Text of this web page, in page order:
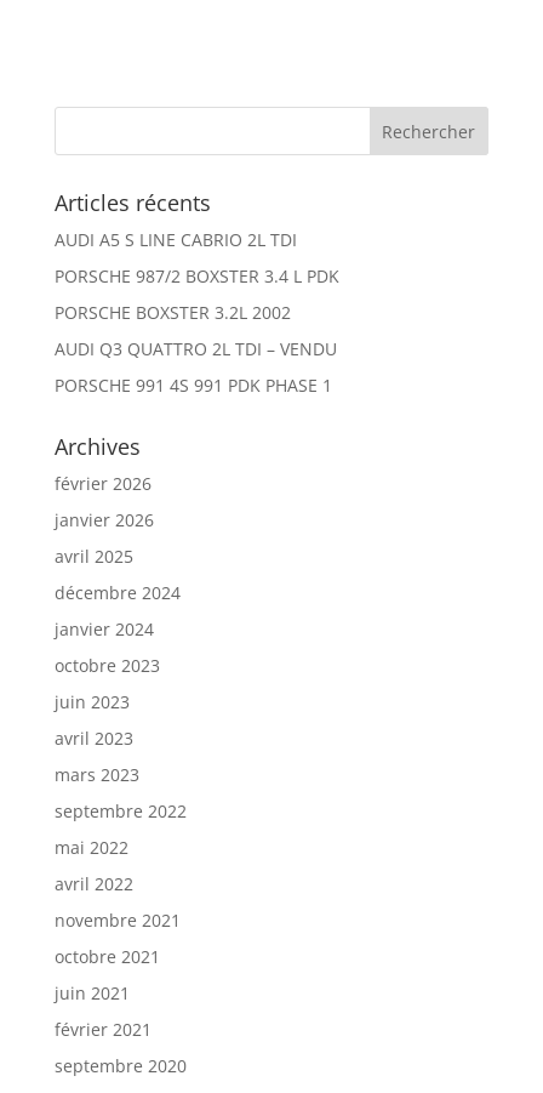
Articles récents
AUDI A5 S LINE CABRIO 2L TDI
PORSCHE 987/2 BOXSTER 3.4 L PDK
PORSCHE BOXSTER 3.2L 2002
AUDI Q3 QUATTRO 2L TDI – VENDU
PORSCHE 991 4S 991 PDK PHASE 1
Archives
février 2026
janvier 2026
avril 2025
décembre 2024
janvier 2024
octobre 2023
juin 2023
avril 2023
mars 2023
septembre 2022
mai 2022
avril 2022
novembre 2021
octobre 2021
juin 2021
février 2021
septembre 2020